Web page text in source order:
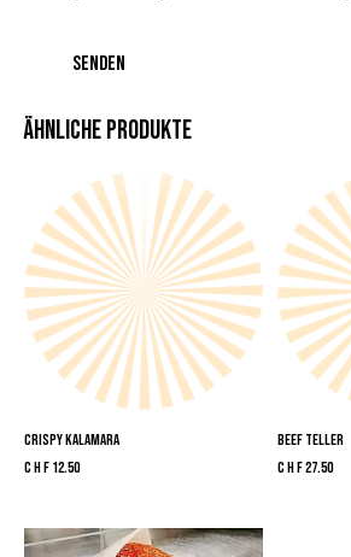
ÄHNLICHE PRODUKTE
CRISPY KALAMARA
CHF12.50
BEEF TELLER
CHF27.50